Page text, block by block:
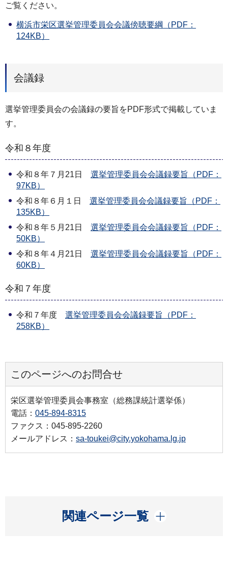
ご覧ください。
横浜市栄区選挙管理委員会会議傍聴要綱（PDF：
124KB）
会議録
選挙管理委員会の会議録の要旨をPDF形式で掲載していま
す。
令和８年度
令和８年７月21日 選挙管理委員会会議録要旨（PDF：
97KB）
令和８年６月１日 選挙管理委員会会議録要旨（PDF：
135KB）
令和８年５月21日 選挙管理委員会会議録要旨（PDF：
50KB）
令和８年４月21日 選挙管理委員会会議録要旨（PDF：
60KB）
令和７年度
令和７年度 選挙管理委員会会議録要旨（PDF：
258KB）
このページへのお問合せ
栄区選挙管理委員会事務室（総務課統計選挙係）
電話： 045-894-8315
ファクス：045-895-2260
メールアドレス： sa-toukei@city.yokohama.lg.jp
関連ページ一覧
開く